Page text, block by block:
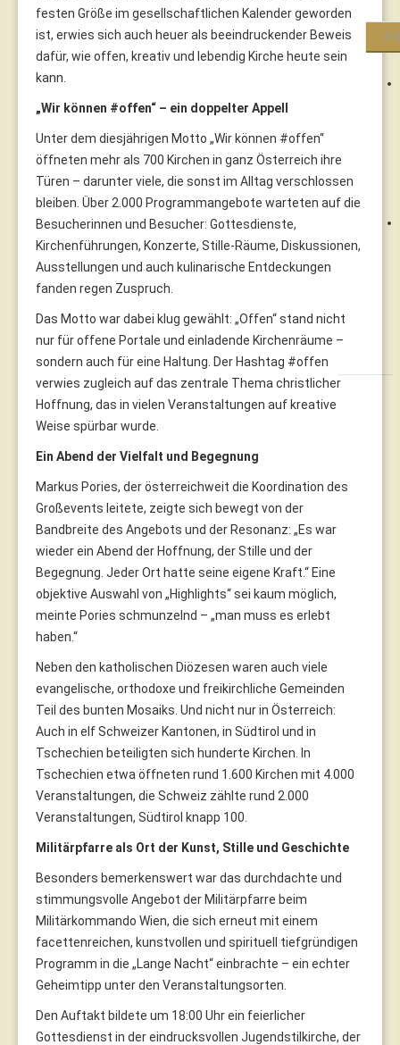
festen Größe im gesellschaftlichen Kalender geworden
ist, erwies sich auch heuer als beeindruckender Beweis
dafür, wie offen, kreativ und lebendig Kirche heute sein
kann.
„Wir können #offen“ – ein doppelter Appell
Unter dem diesjährigen Motto „Wir können #offen“
öffneten mehr als 700 Kirchen in ganz Österreich ihre
Türen – darunter viele, die sonst im Alltag verschlossen
bleiben. Über 2.000 Programmangebote warteten auf die
Besucherinnen und Besucher: Gottesdienste,
Kirchenführungen, Konzerte, Stille-Räume, Diskussionen,
Ausstellungen und auch kulinarische Entdeckungen
fanden regen Zuspruch.
Das Motto war dabei klug gewählt: „Offen“ stand nicht
nur für offene Portale und einladende Kirchenräume –
sondern auch für eine Haltung. Der Hashtag #offen
verwies zugleich auf das zentrale Thema christlicher
Hoffnung, das in vielen Veranstaltungen auf kreative
Weise spürbar wurde.
Ein Abend der Vielfalt und Begegnung
Markus Pories, der österreichweit die Koordination des
Großevents leitete, zeigte sich bewegt von der
Bandbreite des Angebots und der Resonanz: „Es war
wieder ein Abend der Hoffnung, der Stille und der
Begegnung. Jeder Ort hatte seine eigene Kraft.“ Eine
objektive Auswahl von „Highlights“ sei kaum möglich,
meinte Pories schmunzelnd – „man muss es erlebt
haben.“
Neben den katholischen Diözesen waren auch viele
evangelische, orthodoxe und freikirchliche Gemeinden
Teil des bunten Mosaiks. Und nicht nur in Österreich:
Auch in elf Schweizer Kantonen, in Südtirol und in
Tschechien beteiligten sich hunderte Kirchen. In
Tschechien etwa öffneten rund 1.600 Kirchen mit 4.000
Veranstaltungen, die Schweiz zählte rund 2.000
Veranstaltungen, Südtirol knapp 100.
Militärpfarre als Ort der Kunst, Stille und Geschichte
Besonders bemerkenswert war das durchdachte und
stimmungsvolle Angebot der Militärpfarre beim
Militärkommando Wien, die sich erneut mit einem
facettenreichen, kunstvollen und spirituell tiefgründigen
Programm in die „Lange Nacht“ einbrachte – ein echter
Geheimtipp unter den Veranstaltungsorten.
Den Auftakt bildete um 18:00 Uhr ein feierlicher
Gottesdienst in der eindrucksvollen Jugendstilkirche, der